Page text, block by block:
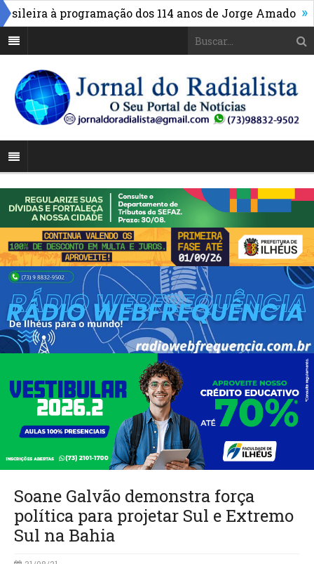
à programação dos 114 anos de Jorge Amado » Alto
Soane Galvão demonstra força
política para projetar Sul e Extremo
Sul na Bahia